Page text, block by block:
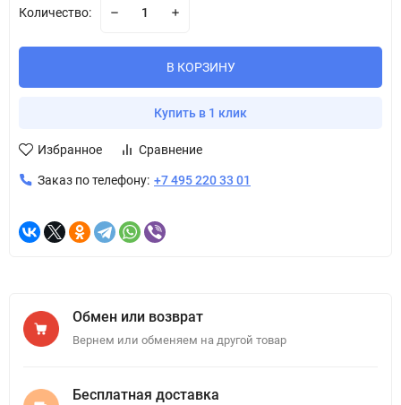
Количество:
В КОРЗИНУ
Купить в 1 клик
Избранное Сравнение
Заказ по телефону: +7 495 220 33 01
Обмен или возврат
Вернем или обменяем на другой товар
Бесплатная доставка